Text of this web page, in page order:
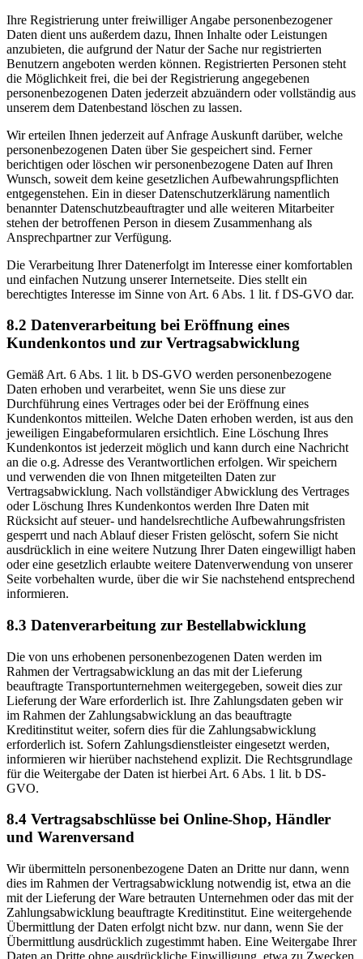
Ihre Registrierung unter freiwilliger Angabe personenbezogener
Daten dient uns außerdem dazu, Ihnen Inhalte oder Leistungen
anzubieten, die aufgrund der Natur der Sache nur registrierten
Benutzern angeboten werden können. Registrierten Personen steht
die Möglichkeit frei, die bei der Registrierung angegebenen
personenbezogenen Daten jederzeit abzuändern oder vollständig aus
unserem dem Datenbestand löschen zu lassen.
Wir erteilen Ihnen jederzeit auf Anfrage Auskunft darüber, welche
personenbezogenen Daten über Sie gespeichert sind. Ferner
berichtigen oder löschen wir personenbezogene Daten auf Ihren
Wunsch, soweit dem keine gesetzlichen Aufbewahrungspflichten
entgegenstehen. Ein in dieser Datenschutzerklärung namentlich
benannter Datenschutzbeauftragter und alle weiteren Mitarbeiter
stehen der betroffenen Person in diesem Zusammenhang als
Ansprechpartner zur Verfügung.
Die Verarbeitung Ihrer Datenerfolgt im Interesse einer komfortablen
und einfachen Nutzung unserer Internetseite. Dies stellt ein
berechtigtes Interesse im Sinne von Art. 6 Abs. 1 lit. f DS-GVO dar.
8.2 Datenverarbeitung bei Eröffnung eines
Kundenkontos und zur Vertragsabwicklung
Gemäß Art. 6 Abs. 1 lit. b DS-GVO werden personenbezogene
Daten erhoben und verarbeitet, wenn Sie uns diese zur
Durchführung eines Vertrages oder bei der Eröffnung eines
Kundenkontos mitteilen. Welche Daten erhoben werden, ist aus den
jeweiligen Eingabeformularen ersichtlich. Eine Löschung Ihres
Kundenkontos ist jederzeit möglich und kann durch eine Nachricht
an die o.g. Adresse des Verantwortlichen erfolgen. Wir speichern
und verwenden die von Ihnen mitgeteilten Daten zur
Vertragsabwicklung. Nach vollständiger Abwicklung des Vertrages
oder Löschung Ihres Kundenkontos werden Ihre Daten mit
Rücksicht auf steuer- und handelsrechtliche Aufbewahrungsfristen
gesperrt und nach Ablauf dieser Fristen gelöscht, sofern Sie nicht
ausdrücklich in eine weitere Nutzung Ihrer Daten eingewilligt haben
oder eine gesetzlich erlaubte weitere Datenverwendung von unserer
Seite vorbehalten wurde, über die wir Sie nachstehend entsprechend
informieren.
8.3 Datenverarbeitung zur Bestellabwicklung
Die von uns erhobenen personenbezogenen Daten werden im
Rahmen der Vertragsabwicklung an das mit der Lieferung
beauftragte Transportunternehmen weitergegeben, soweit dies zur
Lieferung der Ware erforderlich ist. Ihre Zahlungsdaten geben wir
im Rahmen der Zahlungsabwicklung an das beauftragte
Kreditinstitut weiter, sofern dies für die Zahlungsabwicklung
erforderlich ist. Sofern Zahlungsdienstleister eingesetzt werden,
informieren wir hierüber nachstehend explizit. Die Rechtsgrundlage
für die Weitergabe der Daten ist hierbei Art. 6 Abs. 1 lit. b DS-
GVO.
8.4 Vertragsabschlüsse bei Online-Shop, Händler
und Warenversand
Wir übermitteln personenbezogene Daten an Dritte nur dann, wenn
dies im Rahmen der Vertragsabwicklung notwendig ist, etwa an die
mit der Lieferung der Ware betrauten Unternehmen oder das mit der
Zahlungsabwicklung beauftragte Kreditinstitut. Eine weitergehende
Übermittlung der Daten erfolgt nicht bzw. nur dann, wenn Sie der
Übermittlung ausdrücklich zugestimmt haben. Eine Weitergabe Ihrer
Daten an Dritte ohne ausdrückliche Einwilligung, etwa zu Zwecken